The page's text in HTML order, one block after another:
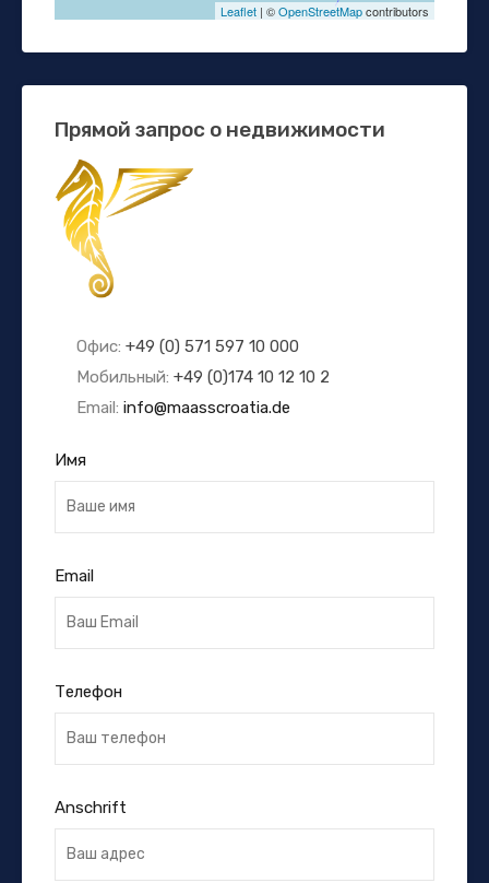
Leaflet | ©OpenStreetMapcontributors
Прямой запрос о недвижимости
Офис: +49 (0) 571 597 10 000
Мобильный: +49 (0)174 10 12 10 2
Email: info@maasscroatia.de
Имя
Email
Телефон
Anschrift